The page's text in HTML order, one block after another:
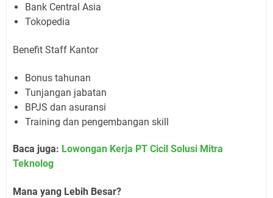
Bank Central Asia
Tokopedia
Benefit Staff Kantor
Bonus tahunan
Tunjangan jabatan
BPJS dan asuransi
Training dan pengembangan skill
Baca juga: Lowongan Kerja PT Cicil Solusi Mitra
Teknolog
Mana yang Lebih Besar?